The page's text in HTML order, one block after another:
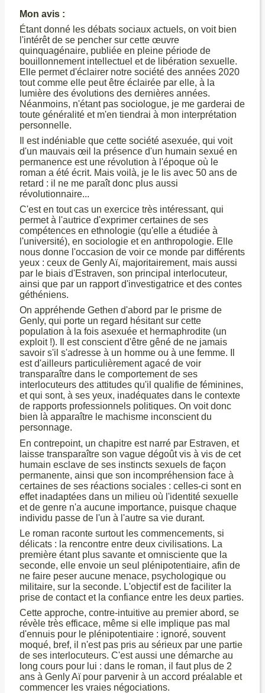
Mon avis :
Étant donné les débats sociaux actuels, on voit bien
l'intérêt de se pencher sur cette œuvre
quinquagénaire, publiée en pleine période de
bouillonnement intellectuel et de libération sexuelle.
Elle permet d'éclairer notre société des années 2020
tout comme elle peut être éclairée par elle, à la
lumière des évolutions des dernières années.
Néanmoins, n'étant pas sociologue, je me garderai de
toute généralité et m'en tiendrai à mon interprétation
personnelle.
Il est indéniable que cette société asexuée, qui voit
d'un mauvais œil la présence d'un humain sexué en
permanence est une révolution à l'époque où le
roman a été écrit. Mais voilà, je le lis avec 50 ans de
retard : il ne me paraît donc plus aussi
révolutionnaire...
C'est en tout cas un exercice très intéressant, qui
permet à l'autrice d'exprimer certaines de ses
compétences en ethnologie (qu'elle a étudiée à
l'université), en sociologie et en anthropologie. Elle
nous donne l'occasion de voir ce monde par différents
yeux : ceux de Genly Aï, majoritairement, mais aussi
par le biais d'Estraven, son principal interlocuteur,
ainsi que par un rapport d'investigatrice et des contes
géthéniens.
On appréhende Gethen d'abord par le prisme de
Genly, qui porte un regard hésitant sur cette
population à la fois asexuée et hermaphrodite (un
exploit !). Il est conscient d'être gêné de ne jamais
savoir s'il s'adresse à un homme ou à une femme. Il
est d'ailleurs particulièrement agacé de voir
transparaître dans le comportement de ses
interlocuteurs des attitudes qu'il qualifie de féminines,
et qui sont, à ses yeux, inadéquates dans le contexte
de rapports professionnels politiques. On voit donc
bien là apparaître le machisme inconscient du
personnage.
En contrepoint, un chapitre est narré par Estraven, et
laisse transparaître son vague dégoût vis à vis de cet
humain esclave de ses instincts sexuels de façon
permanente, ainsi que son incompréhension face à
certaines de ses réactions sociales : celles-ci sont en
effet inadaptées dans un milieu où l'identité sexuelle
et de genre n'a aucune importance, puisque chaque
individu passe de l'un à l'autre sa vie durant.
Le roman raconte surtout les commencements, si
délicats : la rencontre entre deux civilisations. La
première étant plus savante et omnisciente que la
seconde, elle envoie un seul plénipotentiaire, afin de
ne faire peser aucune menace, psychologique ou
militaire, sur la seconde. L'objectif est de faciliter la
prise de contact et la confiance entre les deux parties.
Cette approche, contre-intuitive au premier abord, se
révèle très efficace, même si elle implique pas mal
d'ennuis pour le plénipotentiaire : ignoré, souvent
moqué, bref, il n'est pas pris au sérieux par une partie
de ses interlocuteurs. C'est aussi une démarche au
long cours pour lui : dans le roman, il faut plus de 2
ans à Genly Aï pour parvenir à un accord préalable et
commencer les vraies négociations.